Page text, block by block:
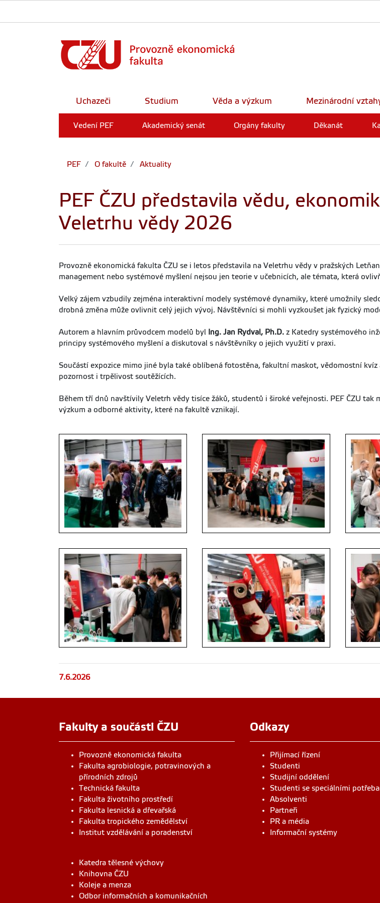
Uchazeči Studium Věda a výzkum Mezinárodní
Vedení PEF Akademický senát Orgány fakulty Děkanát
PEF O fakultě Aktuality
PEF ČZU představila vědu,
Veletrhu vědy 2026
Provozně ekonomická fakulta ČZU se i letos představila na Veletrhu vědy v pražských
management nebo systémové myšlení nejsou jen teorie v učebnicích, ale témata, která
Velký zájem vzbudily zejména interaktivní modely systémové dynamiky, které umožnily
drobná změna může ovlivnit celý jejich vývoj. Návštěvníci si mohli vyzkoušet jak fyzický
Autorem a hlavním průvodcem modelů byl Ing. Jan Rydval, Ph.D. z Katedry systémového
principy systémového myšlení a diskutoval s návštěvníky o jejich využití v praxi.
Součástí expozice mimo jiné byla také oblíbená fotostěna, fakultní maskot, vědomostní
pozornost i trpělivost soutěžících.
Během tří dnů navštívily Veletrh vědy tisíce žáků, studentů i široké veřejnosti. PEF ČZU
výzkum a odborné aktivity, které na fakultě vznikají.
7.6.2026
Fakulty a součásti ČZU
Provozně ekonomická fakulta
Fakulta agrobiologie, potravinových a
přírodních zdrojů
Technická fakulta
Fakulta životního prostředí
Fakulta lesnická a dřevařská
Fakulta tropického zemědělství
Institut vzdělávání a poradenství
Katedra tělesné výchovy
Knihovna ČZU
Koleje a menza
Odbor informačních a komunikačních
Odkazy
Přijímací řízení
Studenti
Studijní oddělení
Studenti se speciálními
Absolventi
Partneři
PR a média
Informační systémy